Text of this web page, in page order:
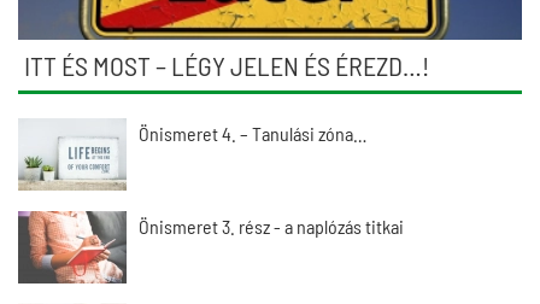
ITT ÉS MOST – LÉGY JELEN ÉS ÉREZD…!
Önismeret 4. – Tanulási zóna…
Önismeret 3. rész - a naplózás titkai